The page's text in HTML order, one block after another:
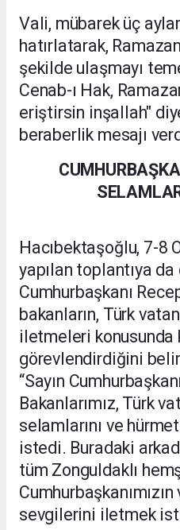
Vali, mübarek üç
hatırlatarak,
şekilde ulaşmayı
Cenab-ı Hak,
eriştirsin inşallah"
beraberlik mesajı
Hacıbektaşoğlu, 7-8
yapılan toplantıya
Cumhurbaşkanı
bakanların, Türk
iletmeleri konusunda
görevlendirdiğini
“Sayın
Bakanlarımız, Türk
selamlarını ve
istedi. Buradaki
tüm Zonguldaklı
Cumhurbaşkanımızın
sevgilerini iletmek